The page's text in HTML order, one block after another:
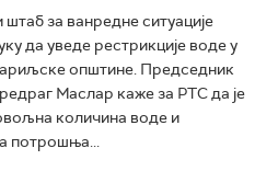
за ванредне ситуације
да уведе рестрикције воде у
општине. Председник
Маслар каже за РТС да је
количина воде и
потрошња...